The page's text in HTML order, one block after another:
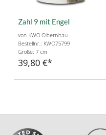
Zahl 9 mit Engel
von KWO Olbernhau
Bestellnr.: KWO75799
Größe: 7 cm
39,80 €